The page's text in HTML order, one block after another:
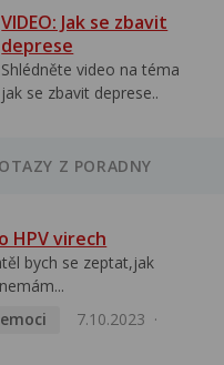
VIDEO: Jak se zbavit
deprese
Shlédněte video na téma
jak se zbavit deprese..
Z PORADNY
HPV virech
bych se zeptat,jak
7.10.2023